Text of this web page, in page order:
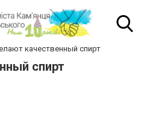
качественный спирт
спирт